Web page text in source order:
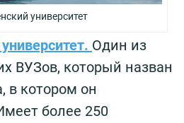
университет
Один из
ВУЗов, который назван
в котором он
более 250